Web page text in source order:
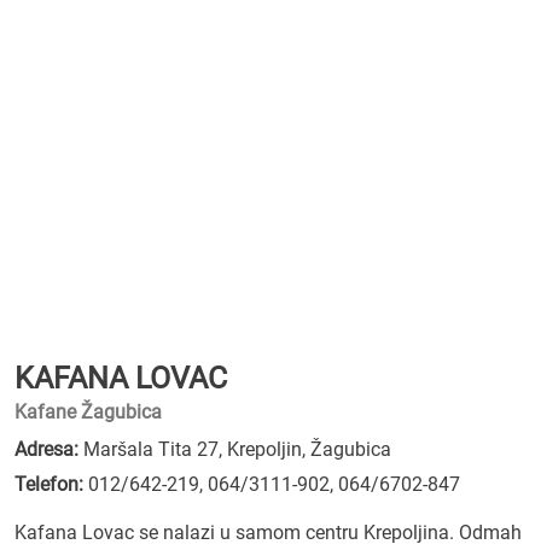
KAFANA LOVAC
Kafane Žagubica
Adresa: Maršala Tita 27, Krepoljin, Žagubica
Telefon: 012/642-219, 064/3111-902, 064/6702-847
Kafana Lovac se nalazi u samom centru Krepoljina. Odmah